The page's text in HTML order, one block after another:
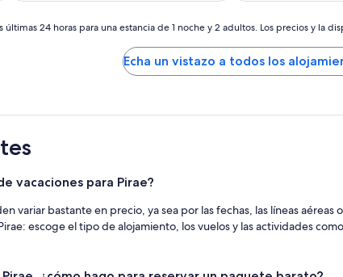
184 €
24 horas para una estancia de 1 noche y 2 adultos. Los precios y la
Echa un vistazo a todos los
vacaciones para Pirae?
variar bastante en precio, ya sea por las fechas, las líneas
escoge el tipo de alojamiento, los vuelos y las actividades